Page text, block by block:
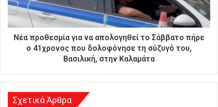
ι
ε
ύ
η
Νέα προθεσμία για να απολογηθεί το Σάββατο πήρε
ο 41χρονος που δολοφόνησε τη σύζυγό του,
Βασιλική, στην Καλαμάτα
Σχετικά Άρθρα